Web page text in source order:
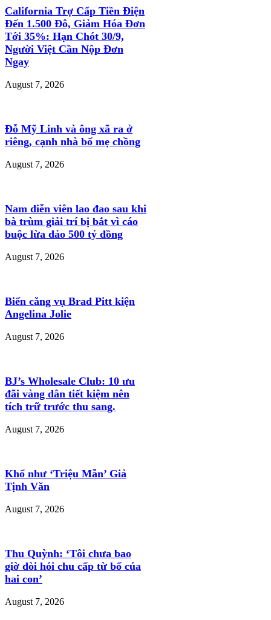
California Trợ Cấp Tiền Điện
Đến 1.500 Đô, Giảm Hóa Đơn
Tới 35%: Hạn Chót 30/9,
Người Việt Cần Nộp Đơn
Ngay
August 7, 2026
Đỗ Mỹ Linh và ông xã ra ở
riêng, cạnh nhà bố mẹ chồng
August 7, 2026
Nam diễn viên lao đao sau khi
bà trùm giải trí bị bắt vì cáo
buộc lừa đảo 500 tỷ đồng
August 7, 2026
Biến căng vụ Brad Pitt kiện
Angelina Jolie
August 7, 2026
BJ’s Wholesale Club: 10 ưu
đãi vàng dân tiết kiệm nên
tích trữ trước thu sang.
August 7, 2026
Khổ như ‘Triệu Mẫn’ Giả
Tịnh Văn
August 7, 2026
Thu Quỳnh: ‘Tôi chưa bao
giờ đòi hỏi chu cấp từ bố của
hai con’
August 7, 2026